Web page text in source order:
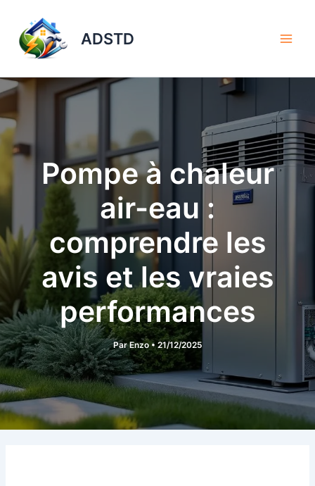
contenu
ADSTD
Pompe à chaleur
air-eau :
comprendre les
avis et les vraies
performances
ParEnzo•21/12/2025